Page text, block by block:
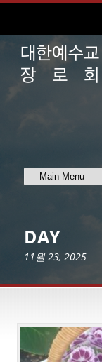
DAY
11월 23, 2025